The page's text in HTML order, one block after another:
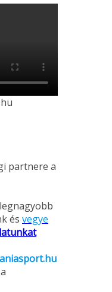
partnere a
és vegye